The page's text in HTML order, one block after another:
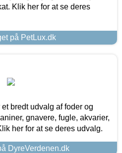
Klik her for at se deres
på PetLux.dk
bredt udvalg af foder og
gnavere, fugle, akvarier,
her for at se deres udvalg.
DyreVerdenen.dk